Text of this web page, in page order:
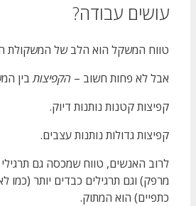
עושים עבודה?
טווח המשקל הוא הלב של המשקולת
אבל לא פחות חשוב – הקפיצותבין
קפיצות קטנות נותנות דיוק.
קפיצות גדולות נותנות עצבים.
לרוב האנשים, טווח שמכסה גם תרגילי
מרפק) וגם תרגילים כבדים יותר (כמו
כתפיים) הוא המתוק.